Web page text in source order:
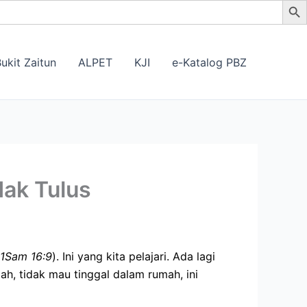
Zaitun ALPET KJI e-Katalog PBZ
Tulus
1Sam 16:9). Ini yang kita pelajari. Ada lagi
tidak mau tinggal dalam rumah, ini